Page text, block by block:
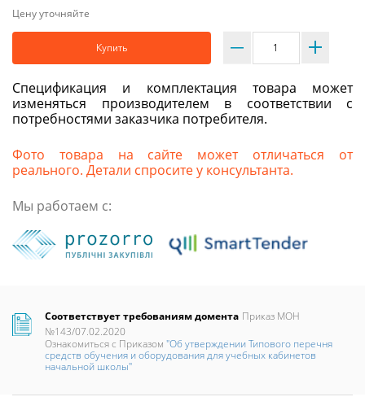
Цену уточняйте
Купить
Спецификация и комплектация товара может
изменяться производителем в соответствии с
потребностями заказчика потребителя.
Фото товара на сайте может отличаться от
реального. Детали спросите у консультанта.
Мы работаем с:
Соответствует требованиям домента Приказ МОН
№143/07.02.2020
Ознакомиться с Приказом "Об утверждении Типового перечня
средств обучения и оборудования для учебных кабинетов
начальной школы"